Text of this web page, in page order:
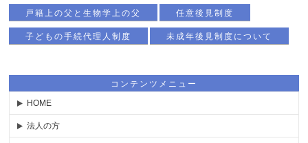
戸籍上の父と生物学上の父 任意後見制度
子どもの手続代理人制度 未成年後見制度について
コンテンツメニュー
HOME
法人の方